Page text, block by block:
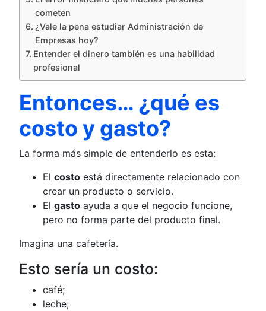
cometen
¿Vale la pena estudiar Administración de
Empresas hoy?
Entender el dinero también es una habilidad
profesional
Entonces… ¿qué es
costo y gasto?
La forma más simple de entenderlo es esta:
Elcosto está directamente relacionado con
crear un producto o servicio.
Elgasto ayuda a que el negocio funcione,
pero no forma parte del producto final.
Imagina una cafetería.
Esto sería un costo:
café;
leche;